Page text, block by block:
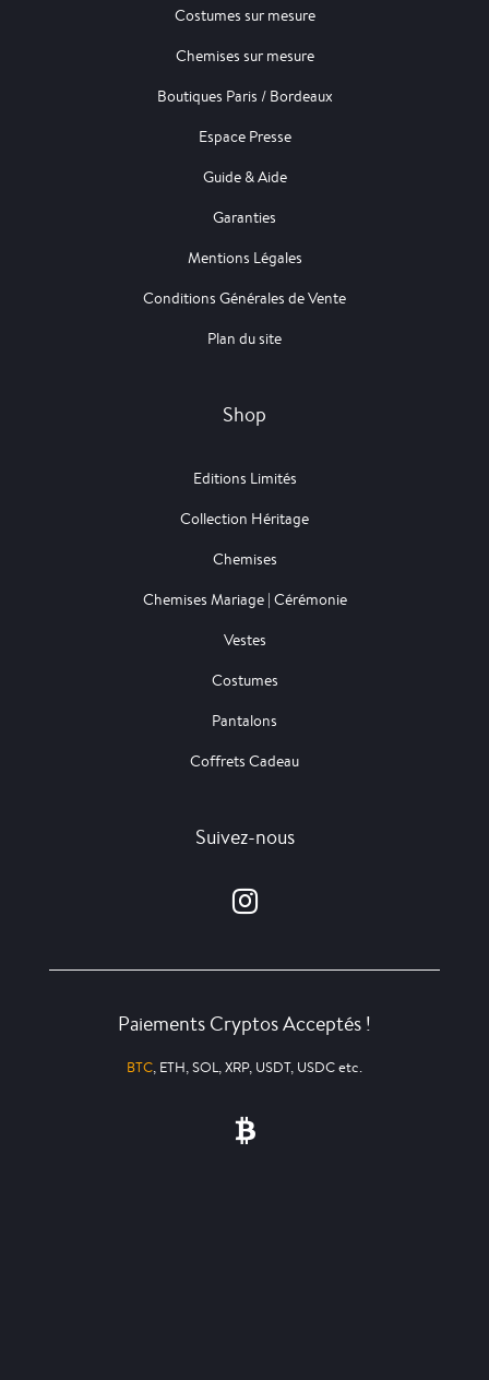
Costumes sur mesure
Chemises sur mesure
Boutiques Paris / Bordeaux
Espace Presse
Guide & Aide
Garanties
Mentions Légales
Conditions Générales de Vente
Plan du site
Shop
Editions Limités
Collection Héritage
Chemises
Chemises Mariage | Cérémonie
Vestes
Costumes
Pantalons
Coffrets Cadeau
Suivez-nous
Paiements Cryptos Acceptés !
BTC, ETH, SOL, XRP, USDT, USDC etc.